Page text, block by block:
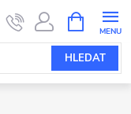
HLEDAT
NÁKUPNÍ
KOŠÍK